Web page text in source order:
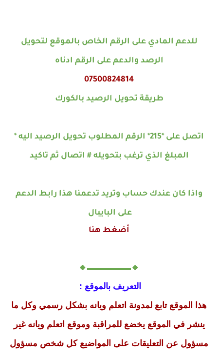
للدعم المادي على الرقم الخاص بالموقع لتحويل
الرصد والدعم على الرقم ادناه
07500824814
طريقة تحويل الرصيد بالكورك
اتصل على *215* الرقم المطلوب تحويل الرصيد اليه *
المبلغ الذي ترغب بتحويله # اتصال ثم تاكيد
واذا كان عندك حساب وتريد تدعمنا هذا رابط الدعم
على البايبال
أضغط هنا
🔸▬▬▬▬▬🔸
التعريف بالموقع :
هذا الموقع تابع لمدونة اتعلم ويانه بشكل رسمي وكل ما
ينشر في الموقع يخضع للمراقبة وموقع اتعلم ويانه غير
مسؤول عن التعليقات على المواضيع كل شخص مسؤول